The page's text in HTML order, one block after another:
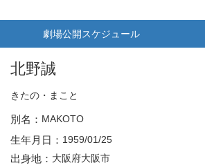
劇場公開スケジュール
北野誠
きたの・まこと
別名： MAKOTO
生年月日： 1959/01/25
出身地： 大阪府大阪市